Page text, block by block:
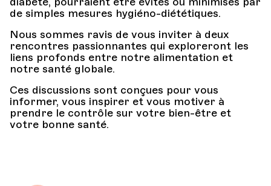
de simples mesures hygiéno-diététiques.
Nous sommes ravis de vous inviter à deux
rencontres passionnantes qui exploreront les
liens profonds entre notre alimentation et
notre santé globale.
Ces discussions sont conçues pour vous
informer, vous inspirer et vous motiver à
prendre le contrôle sur votre bien-être et
votre bonne santé.